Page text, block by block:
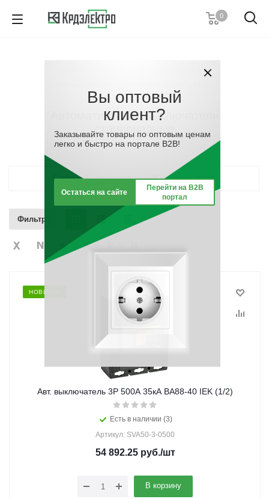
0
-
Автоматические выключатели
Силовой автоматический выключатель
Фильтр
НОВИНКА
Авт. выключатель 3Р 500А 35кА ВА88-40 IEK (1/2)
Есть в наличии (3)
Артикул: SVA50-3-0500
54 892.25руб./шт
В корзину
Вы оптовый
клиент?
Заказывайте товары по оптовым ценам
легко и быстро на портале B2B!
Остаться на сайте
Перейти на B2B
портал